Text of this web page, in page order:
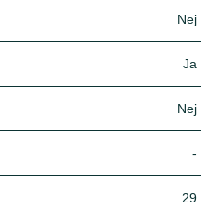
Nej
Ja
Nej
-
29